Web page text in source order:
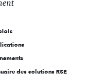
des solutions RSE